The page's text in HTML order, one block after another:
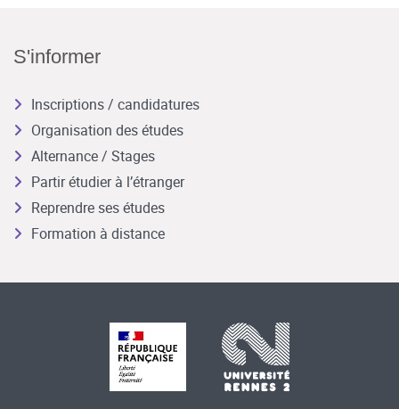
S'informer
Inscriptions / candidatures
Organisation des études
Alternance / Stages
Partir étudier à l’étranger
Reprendre ses études
Formation à distance